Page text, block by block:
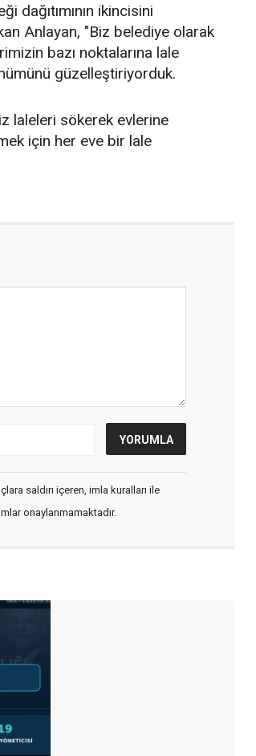
dağıtımının ikincisini
Anlayan, "Biz belediye olarak
bazı noktalarına lale
güzelleştiriyorduk.
laleleri sökerek evlerine
için her eve bir lale
saldırı içeren, imla kuralları ile
onaylanmamaktadır.